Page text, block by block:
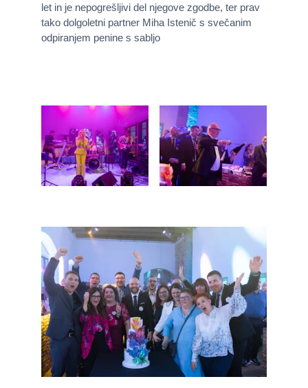
let in je nepogrešljivi del njegove zgodbe, ter prav
tako dolgoletni partner Miha Istenič s svečanim
odpiranjem penine s sabljo